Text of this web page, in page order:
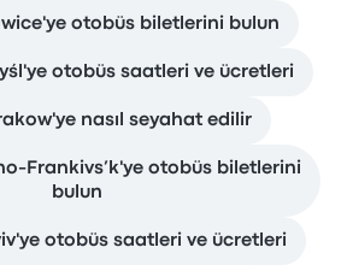
otobüs biletlerini bulun
otobüs saatleri ve ücretleri
nasıl seyahat edilir
Frankivs’k'ye otobüs biletlerini
bulun
otobüs saatleri ve ücretleri